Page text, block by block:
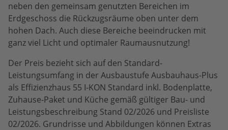
neben den gemeinsam genutzten Bereichen im
Erdgeschoss die Rückzugsräume oben unter dem
hohen Dach. Auch diese Bereiche beeindrucken mit
ganz viel Licht und optimaler Raumausnutzung!
Der Preis bezieht sich auf den Standard-
Leistungsumfang in der Ausbaustufe Ausbauhaus-Plus
als Effizienzhaus 55 I-KON Standard inkl. Bodenplatte,
Zuhause-Paket und Küche gemäß gültiger Bau- und
Leistungsbeschreibung Stand 02/2026 und Preisliste
02/2026. Grundrisse und Abbildungen können Extras